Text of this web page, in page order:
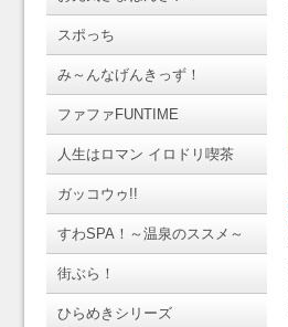
スポっち
み～んなげんきっず！
ファファFUNTIME
人生はロマン イロドリ喫茶
ガッコウゥ!!
すわSPA！～温泉のススメ～
街ぶら！
ひらめきシリーズ